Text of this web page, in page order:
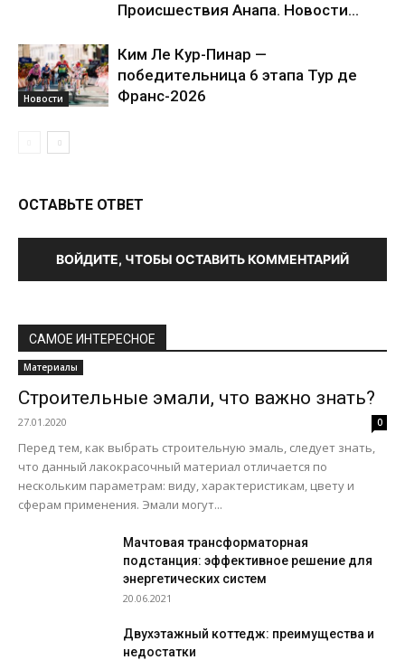
Происшествия Анапа. Новости...
Новости
Ким Ле Кур-Пинар —
победительница 6 этапа Тур де
Франс-2026
ОСТАВЬТЕ ОТВЕТ
ВОЙДИТЕ, ЧТОБЫ ОСТАВИТЬ КОММЕНТАРИЙ
САМОЕ ИНТЕРЕСНОЕ
Материалы
Строительные эмали, что важно знать?
27.01.2020 0
Перед тем, как выбрать строительную эмаль, следует знать,
что данный лакокрасочный материал отличается по
нескольким параметрам: виду, характеристикам, цвету и
сферам применения. Эмали могут...
Мачтовая трансформаторная
подстанция: эффективное решение для
энергетических систем
20.06.2021
Двухэтажный коттедж: преимущества и
недостатки